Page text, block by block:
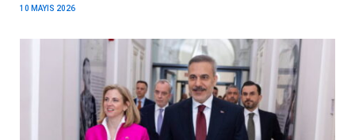
10 MAYIS 2026